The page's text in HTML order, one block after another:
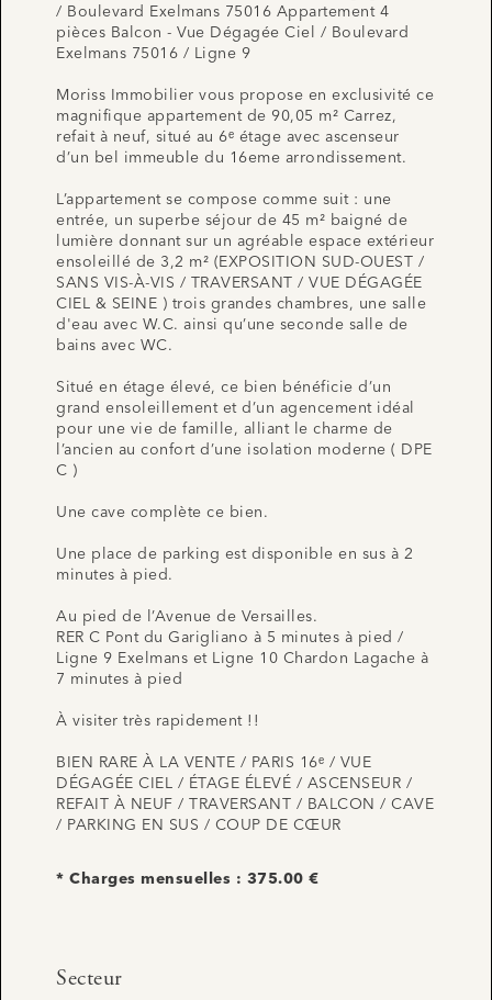
/ Boulevard Exelmans 75016 Appartement 4
pièces Balcon - Vue Dégagée Ciel / Boulevard
Exelmans 75016 / Ligne 9
Moriss Immobilier vous propose en exclusivité ce
magnifique appartement de 90,05 m² Carrez,
refait à neuf, situé au 6ᵉ étage avec ascenseur
d’un bel immeuble du 16eme arrondissement.
L’appartement se compose comme suit : une
entrée, un superbe séjour de 45 m² baigné de
lumière donnant sur un agréable espace extérieur
ensoleillé de 3,2 m² (EXPOSITION SUD-OUEST /
SANS VIS-À-VIS / TRAVERSANT / VUE DÉGAGÉE
CIEL & SEINE ) trois grandes chambres, une salle
d'eau avec W.C. ainsi qu’une seconde salle de
bains avec WC.
Situé en étage élevé, ce bien bénéficie d’un
grand ensoleillement et d’un agencement idéal
pour une vie de famille, alliant le charme de
l’ancien au confort d’une isolation moderne ( DPE
C )
Une cave complète ce bien.
Une place de parking est disponible en sus à 2
minutes à pied.
Au pied de l’Avenue de Versailles.
RER C Pont du Garigliano à 5 minutes à pied /
Ligne 9 Exelmans et Ligne 10 Chardon Lagache à
7 minutes à pied
À visiter très rapidement !!
BIEN RARE À LA VENTE / PARIS 16ᵉ / VUE
DÉGAGÉE CIEL / ÉTAGE ÉLEVÉ / ASCENSEUR /
REFAIT À NEUF / TRAVERSANT / BALCON / CAVE
/ PARKING EN SUS / COUP DE CŒUR
* Charges mensuelles : 375.00 €
Secteur